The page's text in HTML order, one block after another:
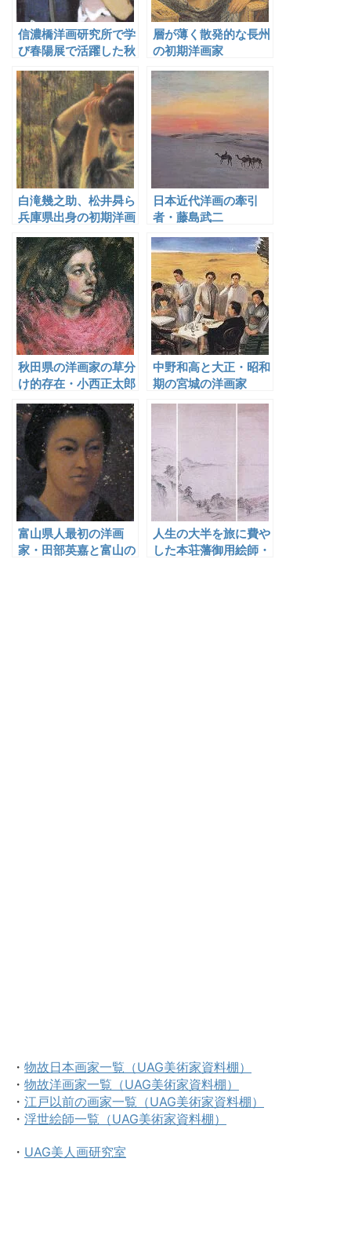
信濃橋洋画研究所で学
び春陽展で活躍した秋
層が薄く散発的な長州
の初期洋画家
白滝幾之助、松井曻ら
兵庫県出身の初期洋画
日本近代洋画の牽引
者・藤島武二
秋田県の洋画家の草分
け的存在・小西正太郎
中野和高と大正・昭和
期の宮城の洋画家
富山県人最初の洋画
家・田部英嘉と富山の
人生の大半を旅に費や
した本荘藩御用絵師・
・ 物故日本画家一覧（UAG美術家資料棚）
・ 物故洋画家一覧（UAG美術家資料棚）
・ 江戸以前の画家一覧（UAG美術家資料棚）
・ 浮世絵師一覧（UAG美術家資料棚）
・ UAG美人画研究室